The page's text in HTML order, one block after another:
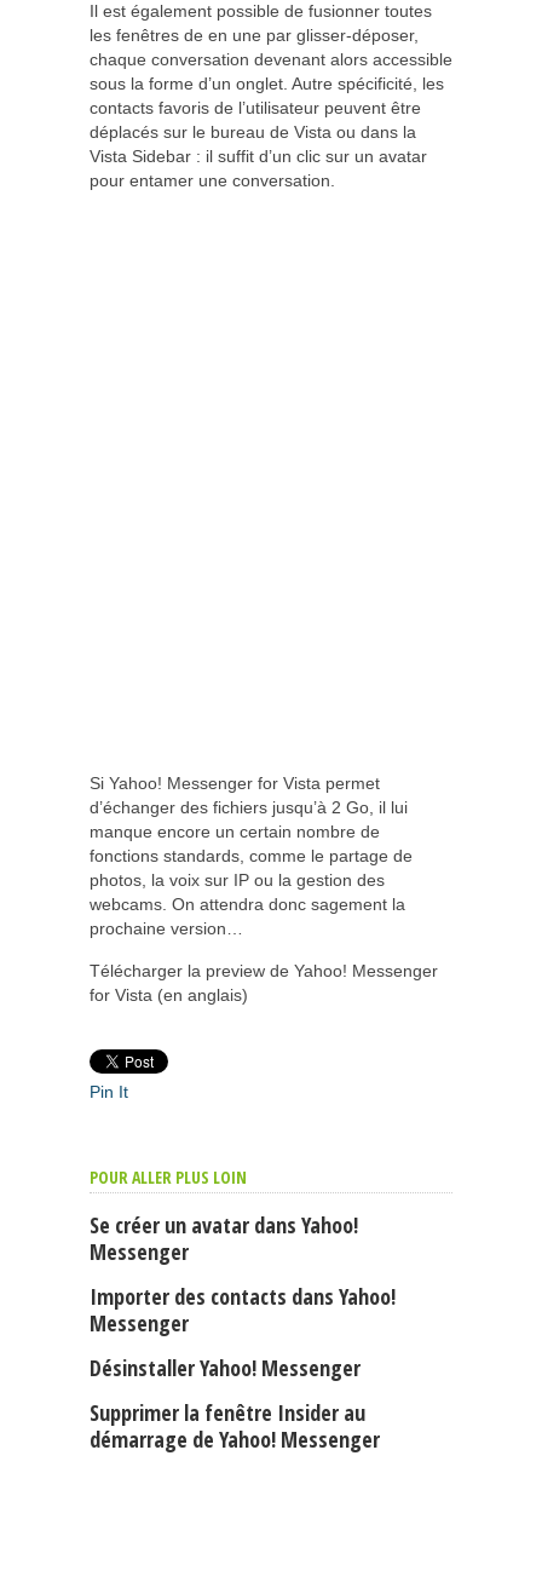
Il est également possible de fusionner toutes
les fenêtres de en une par glisser-déposer,
chaque conversation devenant alors accessible
sous la forme d’un onglet. Autre spécificité, les
contacts favoris de l’utilisateur peuvent être
déplacés sur le bureau de Vista ou dans la
Vista Sidebar : il suffit d’un clic sur un avatar
pour entamer une conversation.
Si Yahoo! Messenger for Vista permet
d’échanger des fichiers jusqu’à 2 Go, il lui
manque encore un certain nombre de
fonctions standards, comme le partage de
photos, la voix sur IP ou la gestion des
webcams. On attendra donc sagement la
prochaine version…
Télécharger la preview de Yahoo! Messenger
for Vista (en anglais)
Pin It
POUR ALLER PLUS LOIN
Se créer un avatar dans Yahoo!
Messenger
Importer des contacts dans Yahoo!
Messenger
Désinstaller Yahoo! Messenger
Supprimer la fenêtre Insider au
démarrage de Yahoo! Messenger